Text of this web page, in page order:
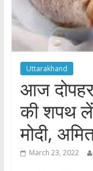
Uttarakhand
आज
की शपथ
मोदी,
March 23, 2022